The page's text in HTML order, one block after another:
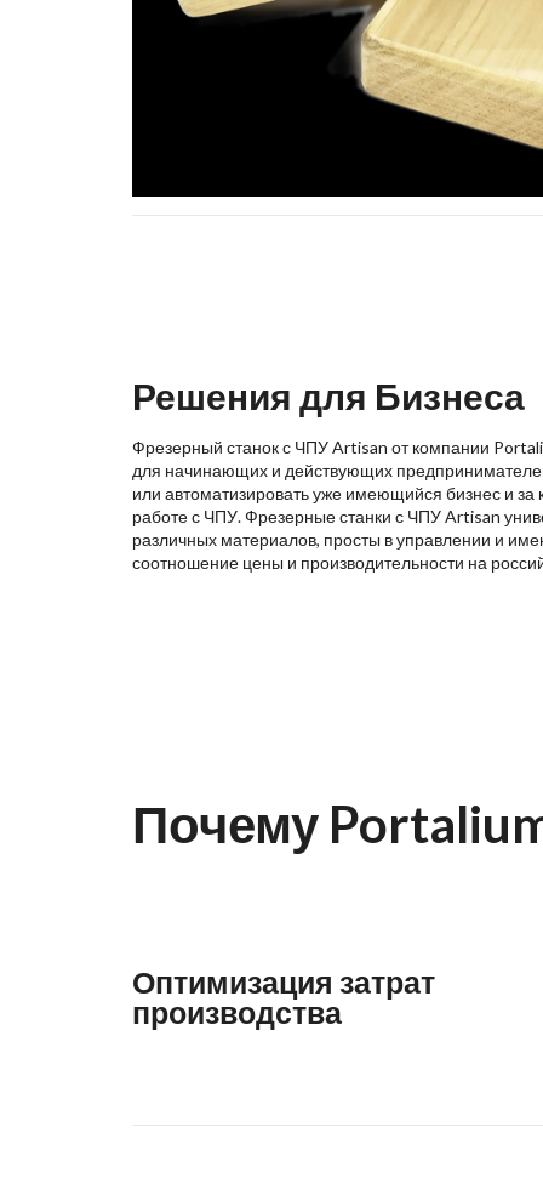
Решения для Бизнеса
Фрезерный станок с ЧПУ Artisan от компании
для начинающих и действующих
или автоматизировать уже имеющийся бизнес и за
работе с ЧПУ. Фрезерные станки с ЧПУ Artisan
различных материалов, просты в управлении и
соотношение цены и производительности на
Почему
Оптимизация затрат
производства